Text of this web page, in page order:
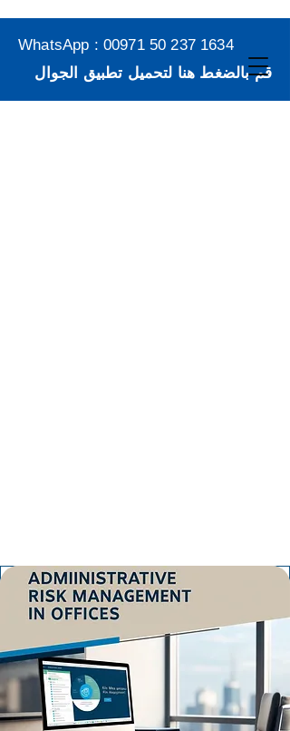
WhatsApp : 00971 50 237 1634
قم بالضغط هنا لتحميل تطبيق الجوال